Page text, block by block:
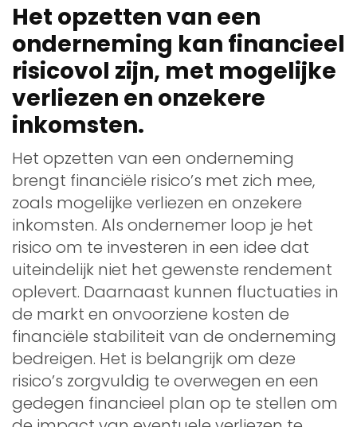
Het opzetten van een
onderneming kan financieel
risicovol zijn, met mogelijke
verliezen en onzekere
inkomsten.
Het opzetten van een onderneming
brengt financiële risico’s met zich mee,
zoals mogelijke verliezen en onzekere
inkomsten. Als ondernemer loop je het
risico om te investeren in een idee dat
uiteindelijk niet het gewenste rendement
oplevert. Daarnaast kunnen fluctuaties in
de markt en onvoorziene kosten de
financiële stabiliteit van de onderneming
bedreigen. Het is belangrijk om deze
risico’s zorgvuldig te overwegen en een
gedegen financieel plan op te stellen om